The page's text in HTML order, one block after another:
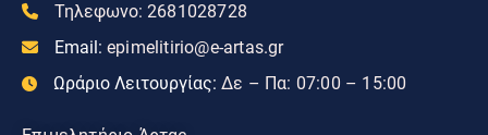
Τηλεφωνο: 2681028728
Email: epimelitirio@e-artas.gr
Ωράριο Λειτουργίας: Δε – Πα: 07:00 – 15:00